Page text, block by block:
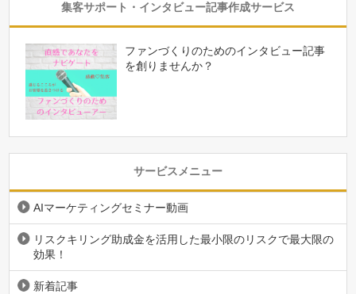
集客サポート・インタビュー記事作成サービス
ファンづくりのためのインタビュー記事
を創りませんか？
サービスメニュー
AIマーケティングセミナー動画
リスクキリング助成金を活用した最小限のリスクで最大限の
効果！
新着記事